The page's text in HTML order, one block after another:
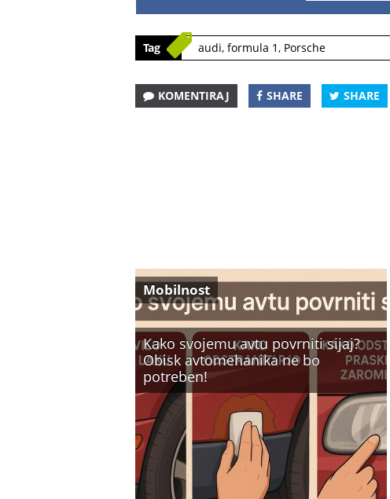
Tag audi, formula 1, Porsche
KOMENTIRAJ SHARE SHARE
Kako svojemu avtu povrniti sijaj?
Obisk avtomehanika ne bo
potreben!
Mobilnost